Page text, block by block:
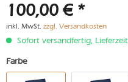
100,00 € *
inkl. MwSt. zzgl. Versandkosten
Sofort versandfertig,
Farbe